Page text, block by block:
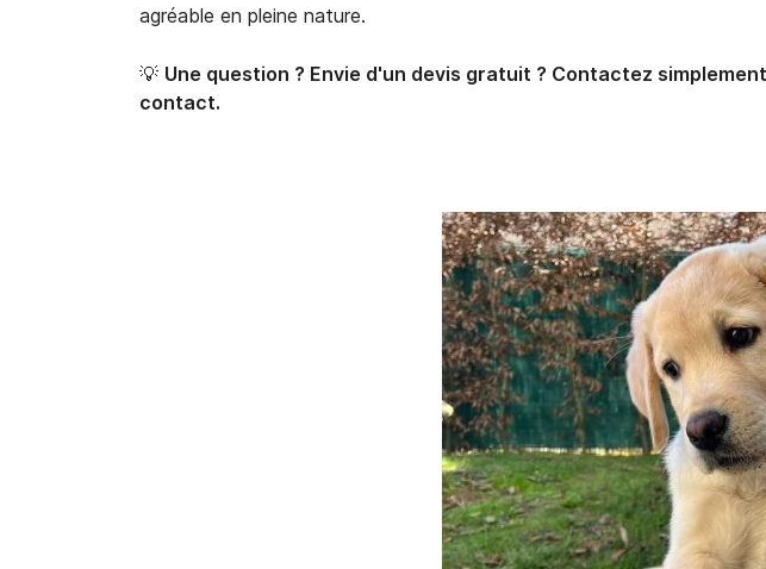
agréable en pleine nature.
💡 Une question ? Envie d'un devis gratuit ? Contactez
contact.